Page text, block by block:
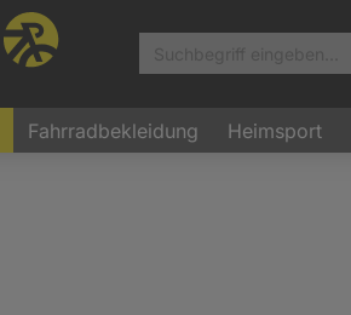
Fahrradbekleidung Heimsport